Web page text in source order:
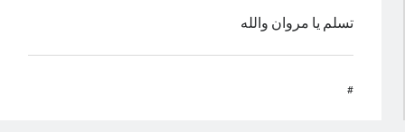
تسلم يا مروان والله
#